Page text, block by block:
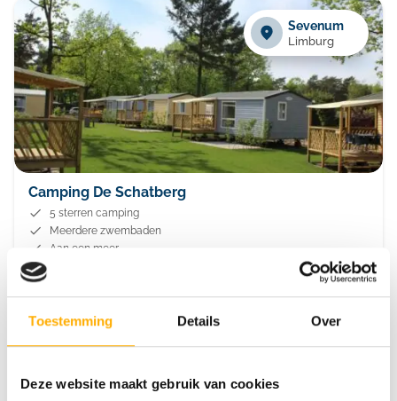
Toestemming Details Over
Deze website maakt gebruik van cookies
Sevenum
Limburg
Camping De Schatberg
5 sterren camping
Meerdere zwembaden
Aan een meer
Limburg